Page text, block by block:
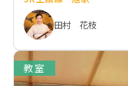
田村 花枝
教室